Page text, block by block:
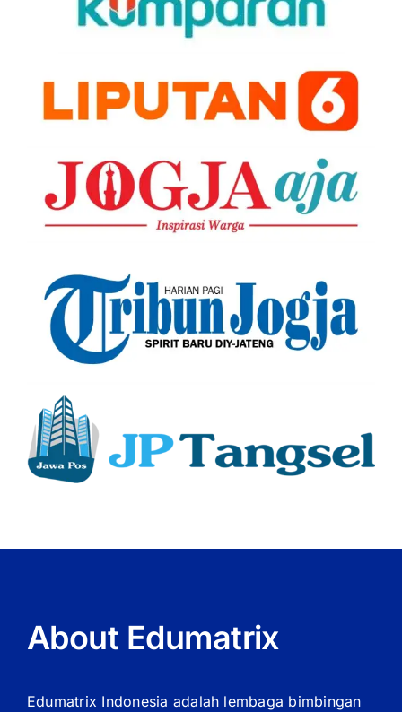
About Edumatrix
Edumatrix Indonesia adalah lembaga bimbingan